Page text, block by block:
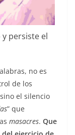
persiste el
no es
de los
el silencio
” que
masacres. Que